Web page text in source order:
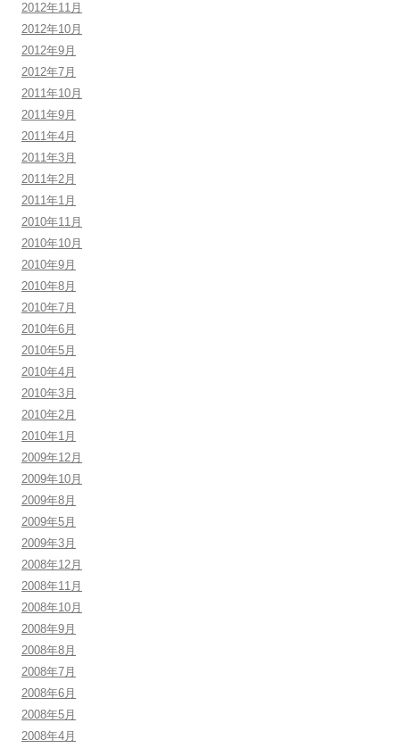
2012年11月
2012年10月
2012年9月
2012年7月
2011年10月
2011年9月
2011年4月
2011年3月
2011年2月
2011年1月
2010年11月
2010年10月
2010年9月
2010年8月
2010年7月
2010年6月
2010年5月
2010年4月
2010年3月
2010年2月
2010年1月
2009年12月
2009年10月
2009年8月
2009年5月
2009年3月
2008年12月
2008年11月
2008年10月
2008年9月
2008年8月
2008年7月
2008年6月
2008年5月
2008年4月